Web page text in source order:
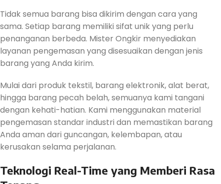
Tidak semua barang bisa dikirim dengan cara yang
sama. Setiap barang memiliki sifat unik yang perlu
penanganan berbeda. Mister Ongkir menyediakan
layanan pengemasan yang disesuaikan dengan jenis
barang yang Anda kirim.
Mulai dari produk tekstil, barang elektronik, alat berat,
hingga barang pecah belah, semuanya kami tangani
dengan kehati-hatian. Kami menggunakan material
pengemasan standar industri dan memastikan barang
Anda aman dari guncangan, kelembapan, atau
kerusakan selama perjalanan.
Teknologi Real-Time yang Memberi Rasa